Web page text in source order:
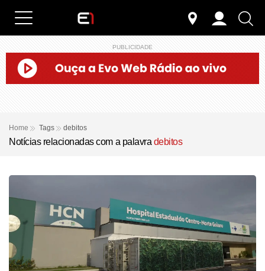
PUBLICIDADE
Home Tags debitos
Notícias relacionadas com a palavra debitos